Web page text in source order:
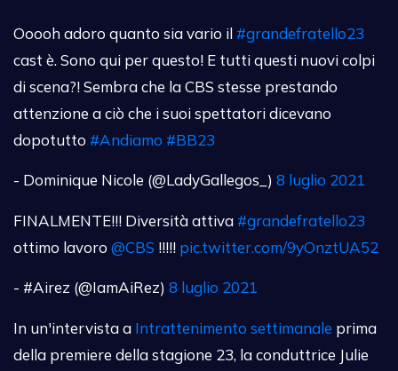
Ooooh adoro quanto sia vario il #grandefratello23
cast è. Sono qui per questo! E tutti questi nuovi colpi
di scena?! Sembra che la CBS stesse prestando
attenzione a ciò che i suoi spettatori dicevano
dopotutto #Andiamo #BB23
- Dominique Nicole (@LadyGallegos_) 8 luglio 2021
FINALMENTE!!! Diversità attiva #grandefratello23
ottimo lavoro @CBS !!!!! pic.twitter.com/9yOnztUA52
- #Airez (@IamAiRez) 8 luglio 2021
In un'intervista a Intrattenimento settimanale prima
della premiere della stagione 23, la conduttrice Julie